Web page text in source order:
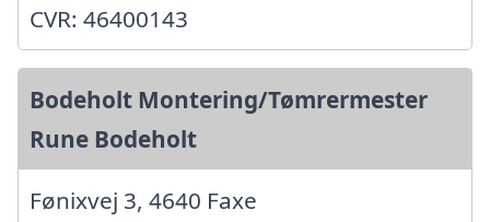
CVR: 46400143
Bodeholt Montering/Tømrermester
Rune Bodeholt
Fønixvej 3, 4640 Faxe